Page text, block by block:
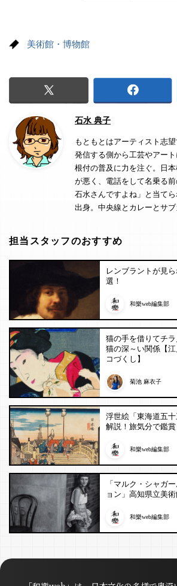
美術館・博物館
石水 典子
もともとはアーティスト志望
発信する側から工芸やアー
根付の普及に力を注ぐ。日
が悪く、電話をして名乗る前
石水さんですよね」と当て
出身。中央線とカレーとサブ
担当スタッフのおすすめ
レンブラントが見
選！
和樂web編集部
猫の手を借りてチ
猫の深～い関係【
コづくし】
菊池 麻衣子
浮世絵「東海道五十
解説！旅気分で鑑賞
和樂web編集部
「マルク・シャガ
ョン」高知県立美術
和樂web編集部